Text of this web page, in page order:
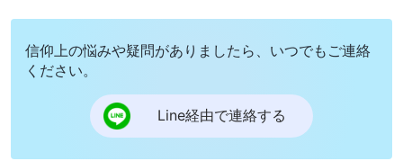
信仰上の悩みや疑問がありましたら、いつでもご連絡
ください。
Line経由で連絡する